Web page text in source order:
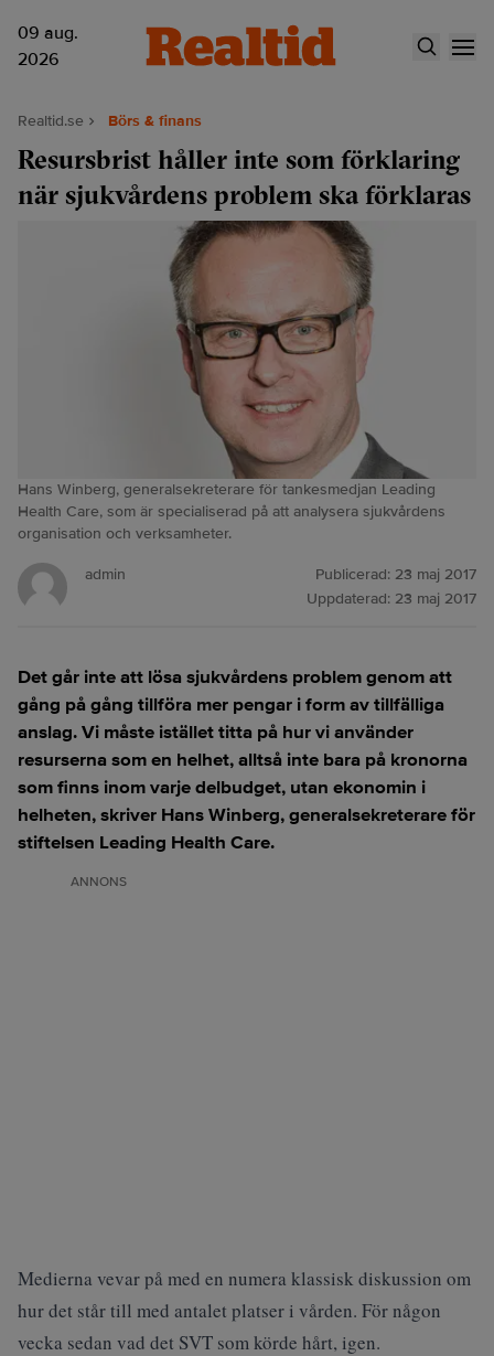
09 aug.
2026
Realtid.se Börs & finans
Resursbrist håller inte som förklaring
när sjukvårdens problem ska förklaras
Hans Winberg, generalsekreterare för tankesmedjan Leading
Health Care, som är specialiserad på att analysera sjukvårdens
organisation och verksamheter.
admin Publicerad: 23 maj 2017
Uppdaterad: 23 maj 2017
Det går inte att lösa sjukvårdens problem genom att
gång på gång tillföra mer pengar i form av tillfälliga
anslag. Vi måste istället titta på hur vi använder
resurserna som en helhet, alltså inte bara på kronorna
som finns inom varje delbudget, utan ekonomin i
helheten, skriver Hans Winberg, generalsekreterare för
stiftelsen Leading Health Care.
ANNONS
Medierna vevar på med en numera klassisk diskussion om
hur det står till med antalet platser i vården. För någon
vecka sedan vad det SVT som körde hårt, igen.